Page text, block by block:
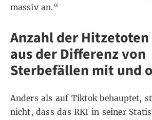
massiv an.“
Anzahl der
aus der Differenz von
Sterbefällen mit und
Anders als auf Tiktok behauptet,
nicht, dass das RKI in seiner